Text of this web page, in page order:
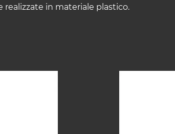
in materiale plastico.